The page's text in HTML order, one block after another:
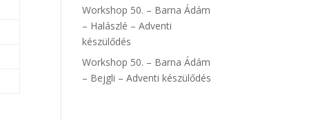
Workshop 50. – Barna Ádám
– Halászlé – Adventi
készülődés
Workshop 50. – Barna Ádám
– Bejgli – Adventi készülődés